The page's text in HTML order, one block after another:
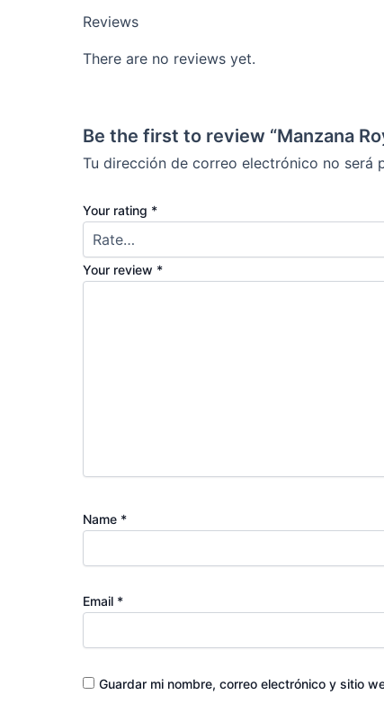
Reviews
There are no reviews yet.
Be the first to review “Manzana
Tu dirección de correo electrónico no será
Your rating *
Your review *
Name *
Email *
Guardar mi nombre, correo electrónico y sitio